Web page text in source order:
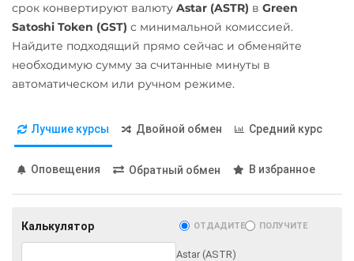
срок конвертируют валюту Astar (ASTR) в Green
Satoshi Token (GST) с минимальной комиссией.
Найдите подходящий прямо сейчас и обменяйте
необходимую сумму за считанные минуты в
автоматическом или ручном режиме.
Лучшие курсы Двойной обмен Средний курс
Оповещения Обратный обмен В избранное
Калькулятор ОТДАДИТЕ ПОЛУЧИТЕ
Astar (ASTR)